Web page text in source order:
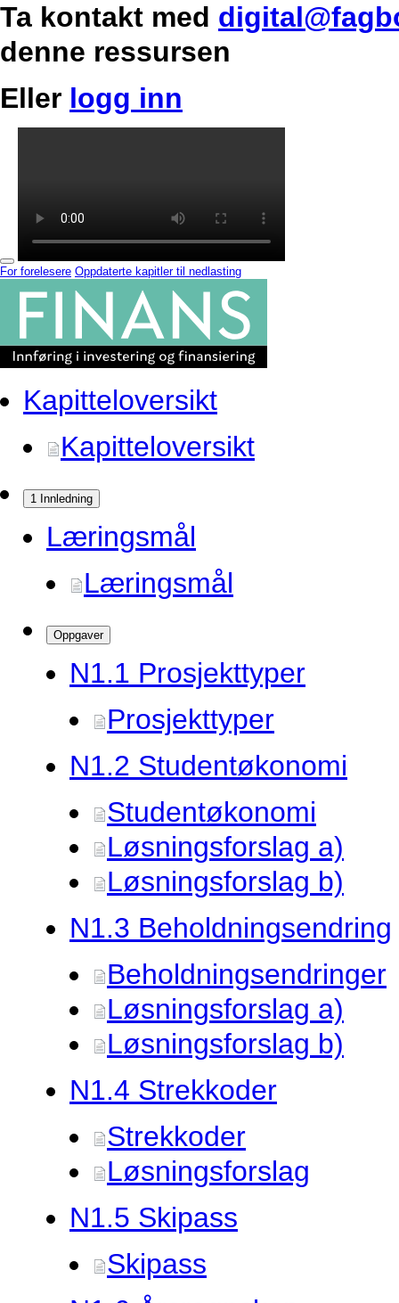
Ta kontakt med
denne ressursen
Eller logg inn
For forelesere Oppdaterte kapitler til nedlasting
Kapitteloversikt
Kapitteloversikt
1 Innledning
Læringsmål
Læringsmål
Oppgaver
N1.1 Prosjekttyper
Prosjekttyper
N1.2 Studentøkonomi
Studentøkonomi
Løsningsforslag a)
Løsningsforslag b)
N1.3 Beholdningsendring
Beholdningsendringer
Løsningsforslag a)
Løsningsforslag b)
N1.4 Strekkoder
Strekkoder
Løsningsforslag
N1.5 Skipass
Skipass